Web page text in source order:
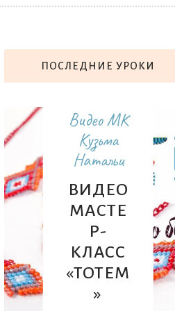
ПОСЛЕДНИЕ УРОКИ
Видео МК
Кузьма
Натальи
ВИДЕО
МАСТЕ
Р-
КЛАСС
«ТОТЕМ
»